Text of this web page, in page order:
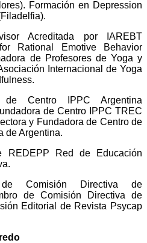
Formación en Depression
Acreditada por IAREBT
Rational Emotive Behavior
de Profesores de Yoga y
Internacional de Yoga
Centro IPPC Argentina
de Centro IPPC TREC
y Fundadora de Centro de
de Argentina.
REDEPP Red de Educación
Comisión Directiva de
de Comisión Directiva de
Editorial de Revista Psycap